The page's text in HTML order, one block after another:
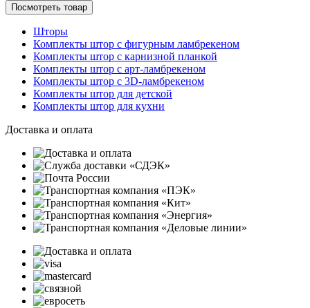
Посмотреть товар
Шторы
Комплекты штор с фигурным ламбрекеном
Комплекты штор с карнизной планкой
Комплекты штор с арт-ламбрекеном
Комплекты штор с 3D-ламбрекеном
Комплекты штор для детской
Комплекты штор для кухни
Доставка и оплата